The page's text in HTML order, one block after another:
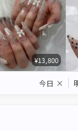
¥13,800
今日 ×